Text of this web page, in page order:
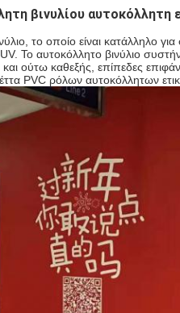
βινυλίου αυτοκόλλητη
το οποίο είναι κατάλληλο
Το αυτοκόλλητο βινύλιο
ούτω καθεξής, επίπεδες
PVC ρόλων αυτοκόλλητων